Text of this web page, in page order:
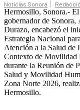
Noticias Sonora
Hermosillo, Sonora.- El
gobernador de Sonora,
Durazo, encabezó el
Estrategia Nacional
Atención a la Salud de
Contexto de Movilidad
durante la Reunión de
Salud y Movilidad
Zona Norte 2026,
Hermosillo.